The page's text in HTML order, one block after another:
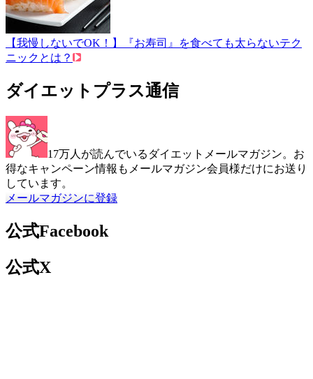
【我慢しないでOK！】『お寿司』を食べても太らないテク
ニックとは？
ダイエットプラス通信
17万人が読んでいるダイエットメールマガジン。お
得なキャンペーン情報もメールマガジン会員様だけにお送り
しています。
メールマガジンに登録
公式Facebook
公式X